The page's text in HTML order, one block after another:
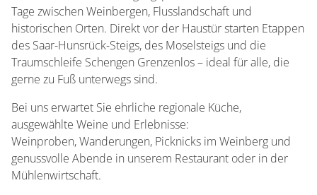
Tage zwischen Weinbergen, Flusslandschaft und
historischen Orten. Direkt vor der Haustür starten Etappen
des Saar-Hunsrück-Steigs, des Moselsteigs und die
Traumschleife Schengen Grenzenlos – ideal für alle, die
gerne zu Fuß unterwegs sind.
​Bei uns erwartet Sie ehrliche regionale Küche,
ausgewählte Weine und Erlebnisse:
Weinproben, Wanderungen, Picknicks im Weinberg und
genussvolle Abende in unserem Restaurant oder in der
Mühlenwirtschaft.